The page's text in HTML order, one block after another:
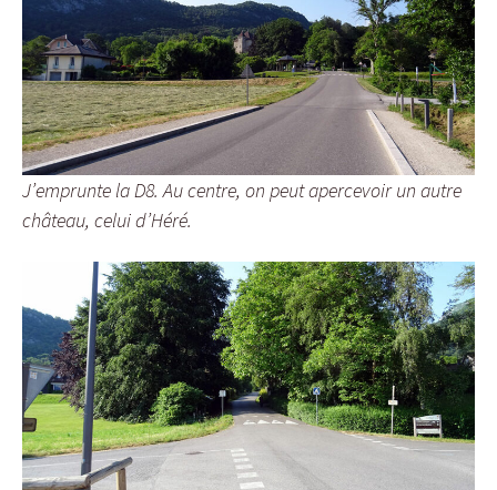
J’emprunte la D8. Au centre, on peut apercevoir un autre
château, celui d’Héré.